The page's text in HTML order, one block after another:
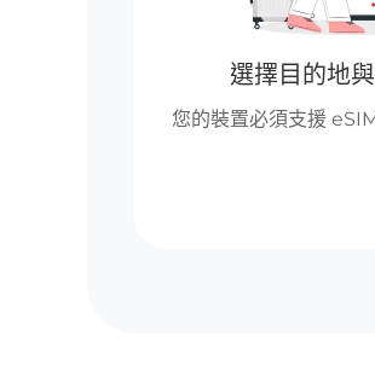
選擇目的地
您的裝置必須支援